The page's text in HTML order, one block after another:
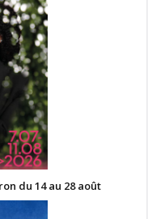
du 14 au 28 août